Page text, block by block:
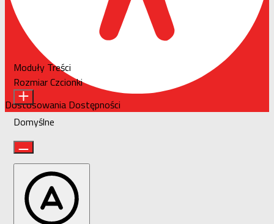
Dostosowania Dostępności
Moduły Treści
Rozmiar Czcionki
Domyślne